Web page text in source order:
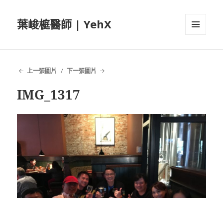
葉峻榳醫師 | YehX
上一張圖片 下一張圖片
IMG_1317